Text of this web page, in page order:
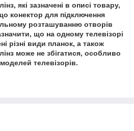
які зазначені в описі товару,
конектор для підключення
розташуванню отворів
що на одному телевізорі
різні види планок, а також
може не збігатися, особливо
телевізорів.